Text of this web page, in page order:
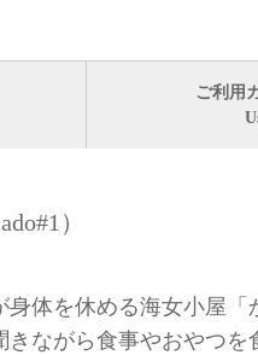
ご利用
）
身体を休める海女小屋「
きながら食事やおやつを